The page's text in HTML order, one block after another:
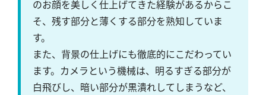
のお顔を美しく仕上げてきた経験があるからこ
そ、残す部分と薄くする部分を熟知していま
す。
また、背景の仕上げにも徹底的にこだわってい
ます。カメラという機械は、明るすぎる部分が
白飛びし、暗い部分が黒潰れしてしまうなど、